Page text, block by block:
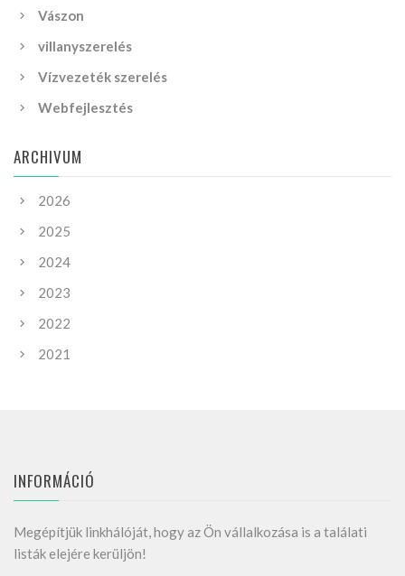
Vászon
villanyszerelés
Vízvezeték szerelés
Webfejlesztés
ARCHIVUM
2026
2025
2024
2023
2022
2021
INFORMÁCIÓ
Megépítjük linkhálóját, hogy az Ön vállalkozása is a találati
listák elejére kerüljön!